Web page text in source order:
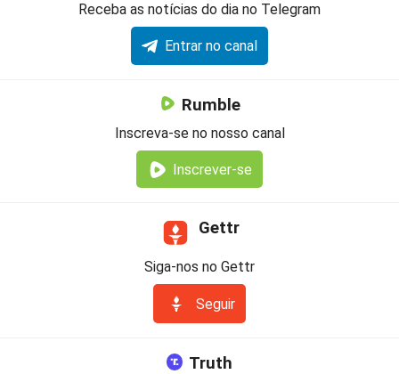
Receba as notícias do dia no Telegram
Entrar no canal
Rumble
Inscreva-se no nosso canal
Inscrever-se
Gettr
Siga-nos no Gettr
Seguir
Truth